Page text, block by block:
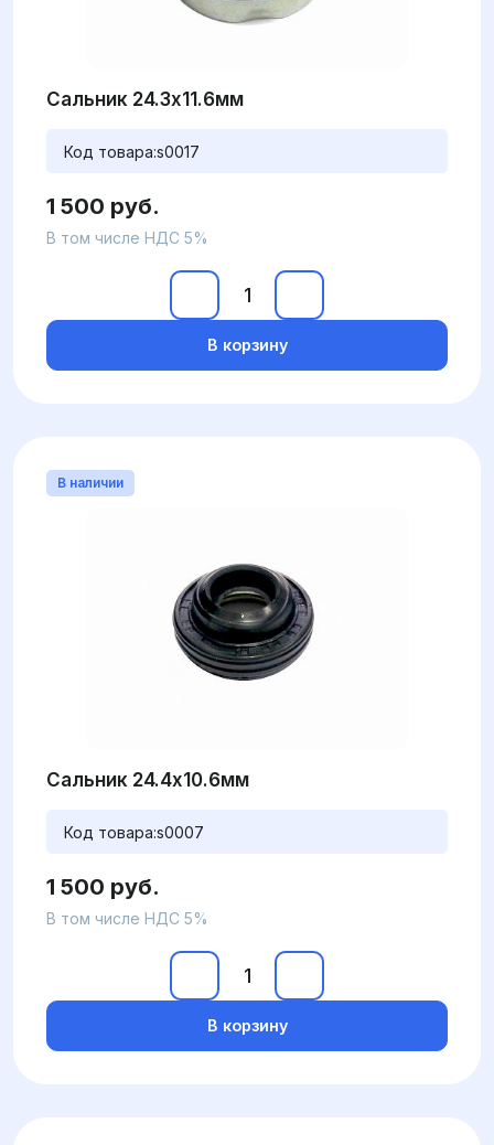
Сальник 24.3x11.6мм
Код товара:s0017
1 500 руб.
В том числе НДС 5%
В корзину
В наличии
Сальник 24.4x10.6мм
Код товара:s0007
1 500 руб.
В том числе НДС 5%
В корзину